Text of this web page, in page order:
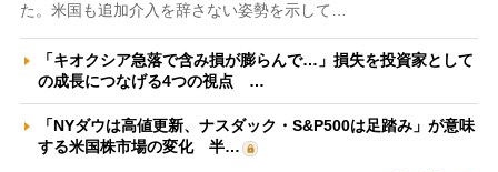
た。米国も追加介入を辞さない姿勢を示して…
「キオクシア急落で含み損が膨らんで…」損失を投資家として
の成長につなげる4つの視点 …
「NYダウは高値更新、ナスダック・S&P500は足踏み」が意味
する米国株市場の変化 半…